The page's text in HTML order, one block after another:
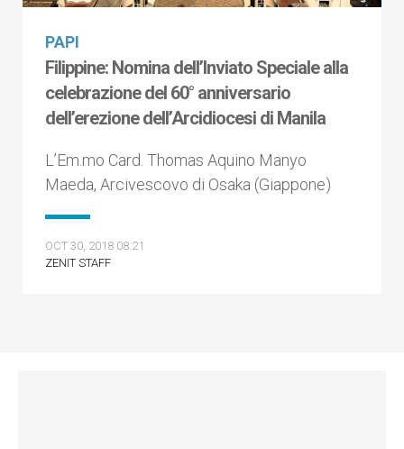
PAPI
Filippine: Nomina dell’Inviato Speciale alla
celebrazione del 60° anniversario
dell’erezione dell’Arcidiocesi di Manila
L’Em.mo Card. Thomas Aquino Manyo
Maeda, Arcivescovo di Osaka (Giappone)
OCT 30, 2018 08:21
ZENIT STAFF